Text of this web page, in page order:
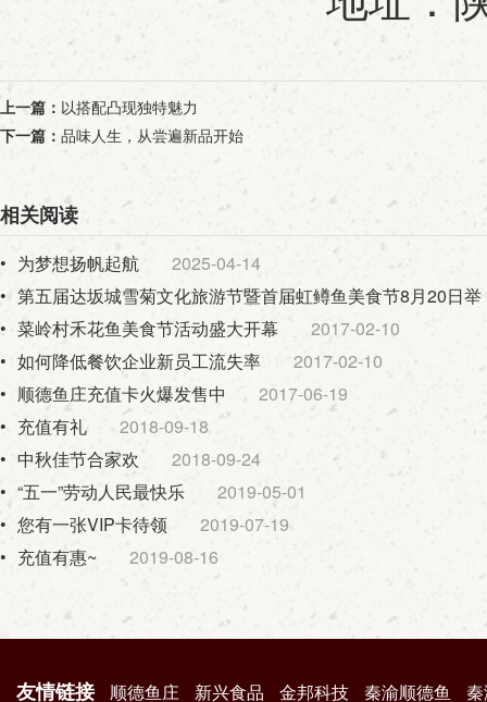
上一篇： 以搭配凸现独特魅力
下一篇： 品味人生，从尝遍新品开始
相关阅读
• 为梦想扬帆起航
2025-04-14
• 第五届达坂城雪菊文化旅游节暨首届虹鳟鱼美食节8月20日举
• 菜岭村禾花鱼美食节活动盛大开幕
2017-02-10
• 如何降低餐饮企业新员工流失率
2017-02-10
• 顺德鱼庄充值卡火爆发售中
2017-06-19
• 充值有礼
2018-09-18
• 中秋佳节合家欢
2018-09-24
• “五一”劳动人民最快乐
2019-05-01
• 您有一张VIP卡待领
2019-07-19
• 充值有惠~ 2019-08-16
友情链接 顺德鱼庄 新兴食品 金邦科技 秦渝顺德鱼